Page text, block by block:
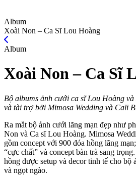
Album
Xoài Non – Ca Sĩ Lou Hoàng
Album
Xoài Non – Ca Sĩ
Bộ albums ảnh cưới ca sĩ Lou Hoàng
và tài trợ bởi Mimosa Wedding và Cali
Ra mắt bộ ảnh cưới lãng mạn đẹp như
Non và Ca sĩ Lou Hoàng. Mimosa
gồm concept với 900 đóa hồng lãng
“cực chất” và concept bàn trà sang
hồng được setup và decor tinh tế cho bộ
và ngọt ngào.